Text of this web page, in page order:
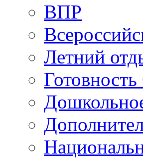
ВПР
Летний